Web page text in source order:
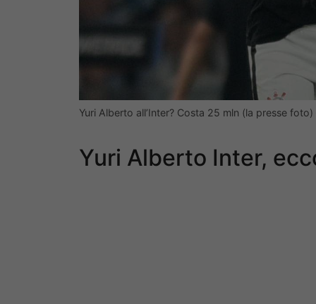
Yuri Alberto all’Inter? Costa 25 mln (la presse
Yuri Alberto Inter,